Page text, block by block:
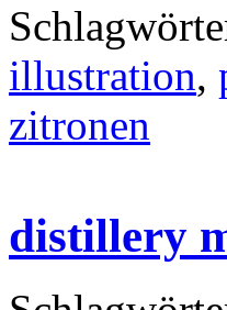
illustration,
zitronen
distillery